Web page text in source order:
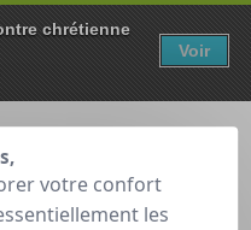
Déjà membre ?
chrétienne
Voir
votre confort
les